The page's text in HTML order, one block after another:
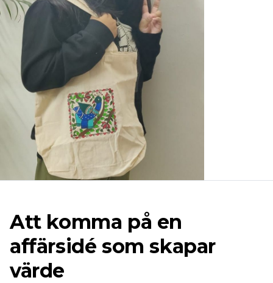
Att komma på en
affärsidé som skapar
värde